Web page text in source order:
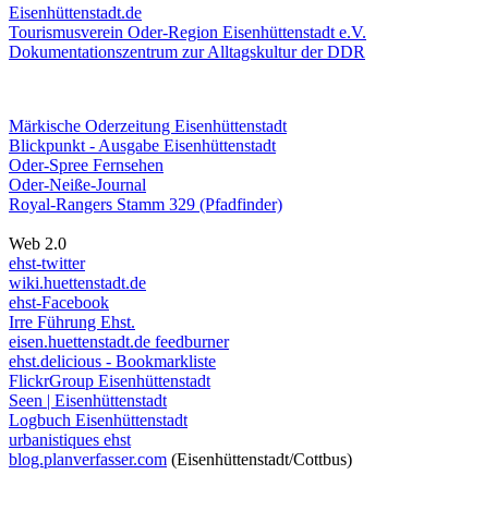
Eisenhüttenstadt.de
Tourismusverein Oder-Region Eisenhüttenstadt e.V.
Dokumentationszentrum zur Alltagskultur der DDR
Märkische Oderzeitung Eisenhüttenstadt
Blickpunkt - Ausgabe Eisenhüttenstadt
Oder-Spree Fernsehen
Oder-Neiße-Journal
Royal-Rangers Stamm 329 (Pfadfinder)
Web 2.0
ehst-twitter
wiki.huettenstadt.de
ehst-Facebook
Irre Führung Ehst.
eisen.huettenstadt.de feedburner
ehst.delicious - Bookmarkliste
FlickrGroup Eisenhüttenstadt
Seen | Eisenhüttenstadt
Logbuch Eisenhüttenstadt
urbanistiques ehst
blog.planverfasser.com (Eisenhüttenstadt/Cottbus)